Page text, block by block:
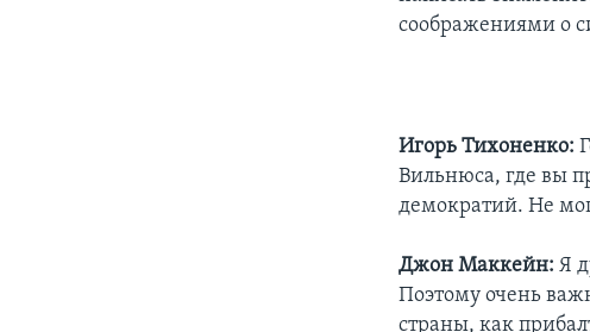
соображениями о
Игорь Тихоненко:
Вильнюса, где вы
демократий. Не
Джон Маккейн: Я
Поэтому очень
страны, как